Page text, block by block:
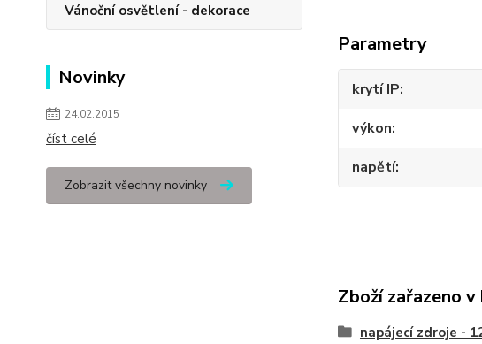
Vánoční osvětlení - dekorace
Novinky
24.02.2015
číst celé
Zobrazit všechny novinky
Parametry
krytí IP
výkon
napětí
Zboží zařazeno
napájecí zdroje -